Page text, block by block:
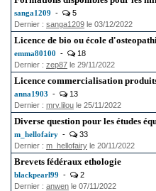
sanga1209 -
5
Dernier : sanga1209 le 03/12/2022
Licence de bio ou école
emma80100 -
18
Dernier : zep87 le 29/11/2022
Licence commercialisation
anna1903 -
13
Dernier : mrv.lilou le 25/11/2022
Diverse question pour les études
m_hellofairy -
33
Dernier : m_hellofairy le 20/11/2022
Brevets fédéraux ethologie
blackpearl99 -
2
Dernier : anwen le 07/11/2022